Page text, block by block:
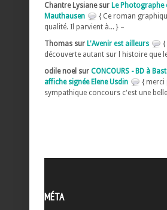
Chantre Lysiane sur Le Photographe
Mauthausen
{ Ce roman
qualité. Il parvient à... } –
Thomas sur L'Avenir est ailleurs
{
découverte autant sur l histoire que
odile noel sur CONCOURS - BD à
affiche signée Elene Usdin
{ merci
sympathique concours c'est une
MÉTA